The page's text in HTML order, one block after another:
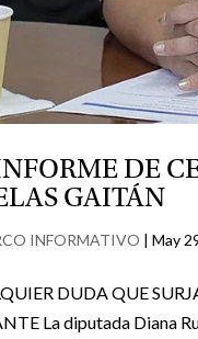
DE
GAITÁN
INFORMATIVO |May
DUDA QUE
La diputada Diana